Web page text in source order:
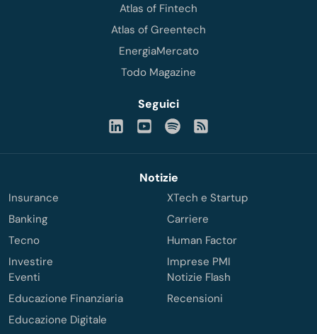
Atlas of Fintech
Atlas of Greentech
EnergiaMercato
Todo Magazine
Seguici
Notizie
Insurance
Banking
Tecno
Investire
XTech e Startup
Carriere
Human Factor
Imprese PMI
Eventi
Educazione Finanziaria
Educazione Digitale
Notizie Flash
Recensioni